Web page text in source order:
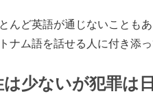
んど英語が通じないことも
ナム語を話せる人に付き添
は少ないが犯罪は